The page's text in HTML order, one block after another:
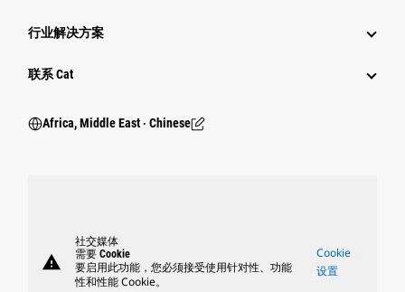
行业解决方案
行业
联系 Cat
Africa, Middle East ‧ Chinese
warning
社交媒体
需要 Cookie
要启用此功能，您必须接受使用针对性、功能
性和性能 Cookie。
Cookie
设置